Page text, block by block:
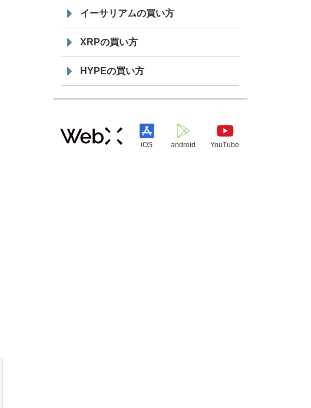
イーサリアムの買い方
XRPの買い方
HYPEの買い方
iOS android YouTube